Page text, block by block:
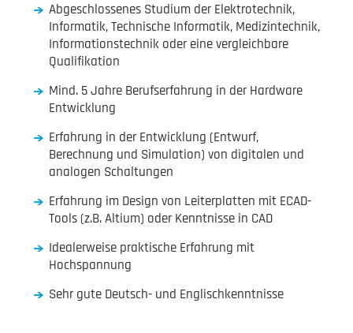
Abgeschlossenes Studium der Elektrotechnik,
Informatik, Technische Informatik, Medizintechnik,
Informationstechnik oder eine vergleichbare
Qualifikation
Mind. 5 Jahre Berufserfahrung in der Hardware
Entwicklung
Erfahrung in der Entwicklung (Entwurf,
Berechnung und Simulation) von digitalen und
analogen Schaltungen
Erfahrung im Design von Leiterplatten mit ECAD-
Tools (z.B. Altium) oder Kenntnisse in CAD
Idealerweise praktische Erfahrung mit
Hochspannung
Sehr gute Deutsch- und Englischkenntnisse